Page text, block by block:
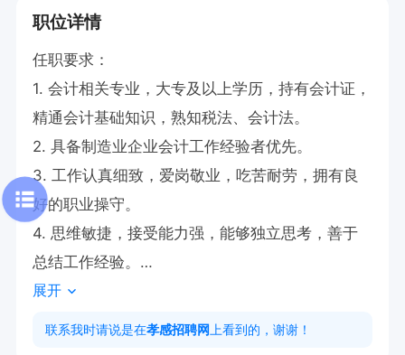
职位详情
任职要求：
1. 会计相关专业，大专及以上学历，持有会计证，
精通会计基础知识，熟知税法、会计法。
2. 具备制造业企业会计工作经验者优先。
3. 工作认真细致，爱岗敬业，吃苦耐劳，拥有良
好的职业操守。
4. 思维敏捷，接受能力强，能够独立思考，善于
总结工作经验。
5. 熟练运用财务及 Office 办公软件，有金蝶、管
家婆、用友等财务系统实际操作经验，会使用 SA
展开
联系我时请说是在孝感招聘网 上看到的，谢谢！